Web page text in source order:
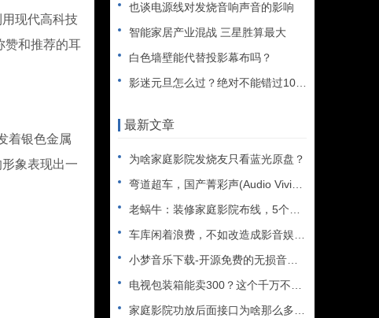
现代高科技
赞和推荐的耳
着银色金属
象表现出一
也谈电源线对发烧音响声音的影响
智能家居产业混战 三星胜算最大
白色墙壁能代替投影幕布吗？
影迷元旦怎么过？绝对不能错过10大经典间谍电影
最新文章
为啥家庭影院发烧友只看蓝光原盘？
弯道超车，国产菁彩声(Audio Vivid)能否取代杜比全
老蜗牛：装修家庭影院布线，5个必看的注意事项
车库闲着浪费，不如改造成影音娱乐室吧
小梦音乐下载-开源免费的无损音乐下载神器
电视包装箱能卖300？这个千万不要扔……
家庭影院功放后面接口为啥那么多？假装高端卖高价？